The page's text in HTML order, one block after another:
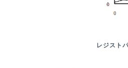
レジスト